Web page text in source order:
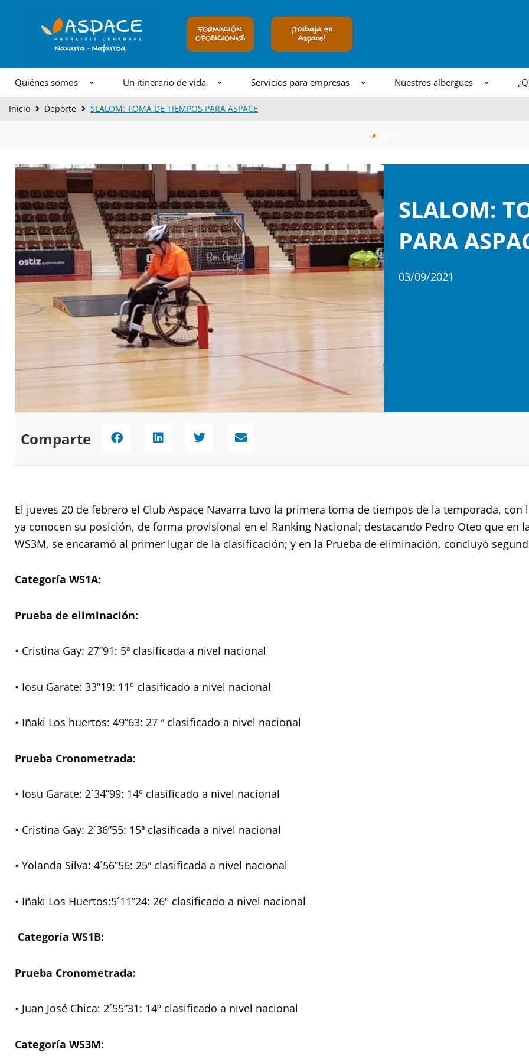
FORMACIÓN
OPOSICIONES
¡Trabaja en
Aspace!
Quiénes somos Un itinerario de vida Servicios para empresas Nuestros albergues
Inicio Deporte SLALOM: TOMA DE TIEMPOS PARA ASPACE
SLALOM:
PARA
03/09/2021
Comparte
El jueves 20 de febrero el Club Aspace Navarra tuvo la primera toma de tiempos de la temporada,
ya conocen su posición, de forma provisional en el Ranking Nacional; destacando Pedro Oteo que en
WS3M, se encaramó al primer lugar de la clasificación; y en la Prueba de eliminación, concluyó
Categoría WS1A:
Prueba de eliminación:
• Cristina Gay: 27”91: 5ª clasificada a nivel nacional
• Iosu Garate: 33”19: 11º clasificado a nivel nacional
• Iñaki Los huertos: 49”63: 27 ª clasificado a nivel nacional
Prueba Cronometrada:
• Iosu Garate: 2´34”99: 14º clasificado a nivel nacional
• Cristina Gay: 2´36”55: 15ª clasificada a nivel nacional
• Yolanda Silva: 4´56”56: 25ª clasificada a nivel nacional
• Iñaki Los Huertos:5´11”24: 26º clasificado a nivel nacional
Categoría WS1B:
Prueba Cronometrada:
• Juan José Chica: 2´55”31: 14º clasificado a nivel nacional
Categoría WS3M: